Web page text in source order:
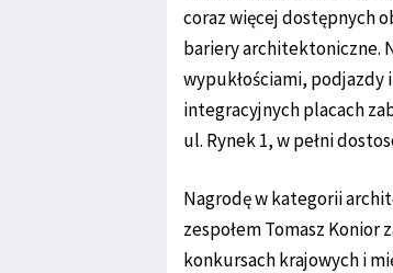
coraz więcej dostępnych
bariery architektoniczne.
wypukłościami, podjazdy
integracyjnych placach
ul. Rynek 1, w pełni
Nagrodę w kategorii
zespołem Tomasz
konkursach krajowych i